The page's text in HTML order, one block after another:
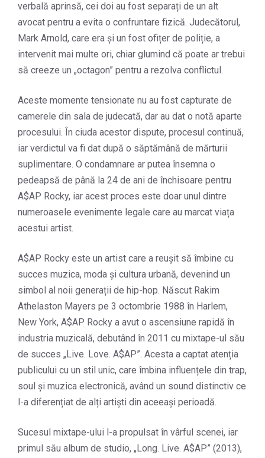
verbală aprinsă, cei doi au fost separați de un alt
avocat pentru a evita o confruntare fizică. Judecătorul,
Mark Arnold, care era și un fost ofițer de poliție, a
intervenit mai multe ori, chiar glumind că poate ar trebui
să creeze un „octagon” pentru a rezolva conflictul.
Aceste momente tensionate nu au fost capturate de
camerele din sala de judecată, dar au dat o notă aparte
procesului. În ciuda acestor dispute, procesul continuă,
iar verdictul va fi dat după o săptămână de mărturii
suplimentare. O condamnare ar putea însemna o
pedeapsă de până la 24 de ani de închisoare pentru
A$AP Rocky, iar acest proces este doar unul dintre
numeroasele evenimente legale care au marcat viața
acestui artist.
A$AP Rocky este un artist care a reușit să îmbine cu
succes muzica, moda și cultura urbană, devenind un
simbol al noii generații de hip-hop. Născut Rakim
Athelaston Mayers pe 3 octombrie 1988 în Harlem,
New York, A$AP Rocky a avut o ascensiune rapidă în
industria muzicală, debutând în 2011 cu mixtape-ul său
de succes „Live. Love. A$AP”. Acesta a captat atenția
publicului cu un stil unic, care îmbina influențele din trap,
soul și muzica electronică, având un sound distinctiv ce
l-a diferențiat de alți artiști din aceeași perioadă.
Sucesul mixtape-ului l-a propulsat în vârful scenei, iar
primul său album de studio, „Long. Live. A$AP” (2013),